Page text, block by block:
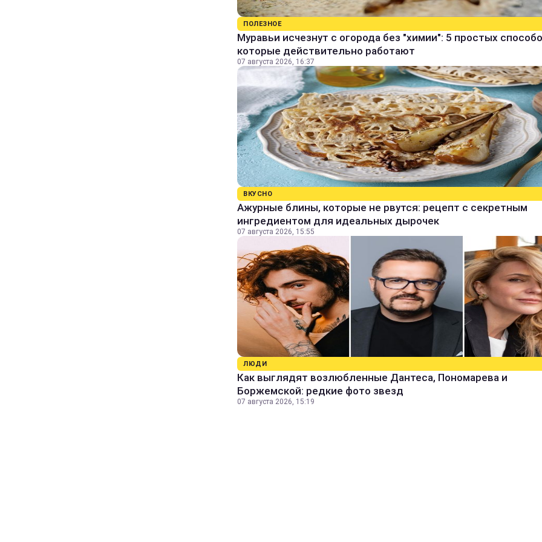
ПОЛЕЗНОЕ
Муравьи исчезнут с огорода без "химии": 5 простых
которые действительно работают
07 августа 2026, 16:37
ВКУСНО
Ажурные блины, которые не рвутся: рецепт с секретным
ингредиентом для идеальных дырочек
07 августа 2026, 15:55
ЛЮДИ
Как выглядят возлюбленные Дантеса, Пономарева и
Боржемской: редкие фото звезд
07 августа 2026, 15:19